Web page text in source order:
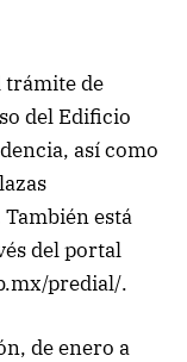
trámite de
del Edificio
así como
está
del portal
predial/.
de enero a